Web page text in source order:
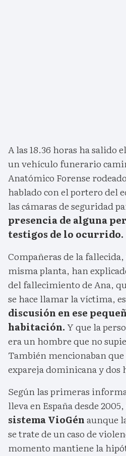
A las 18.36 horas ha salido
un vehículo funerario
Anatómico Forense
hablado con el portero del
las cámaras de seguridad
presencia de alguna
testigos de lo ocurrido.
Compañeras de la
misma planta, han
del fallecimiento de Ana,
se hace llamar la víctima,
discusión en ese
habitación.Y que la
era un hombre que no
También mencionaban
expareja dominicana y dos
Según las primeras
lleva en España desde
sistema VioGénaunque
se trate de un caso de
momento mantiene la